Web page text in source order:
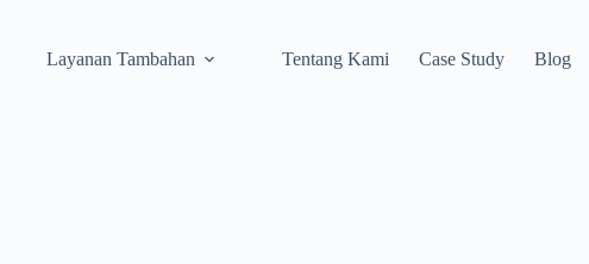
Layanan Tambahan Tentang Kami Case Study Blog